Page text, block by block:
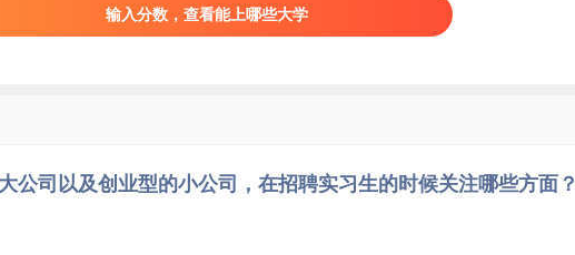
输入分数，查看能上哪些大学
大公司以及创业型的小公司，在招聘实习生的时候关注哪些方面？